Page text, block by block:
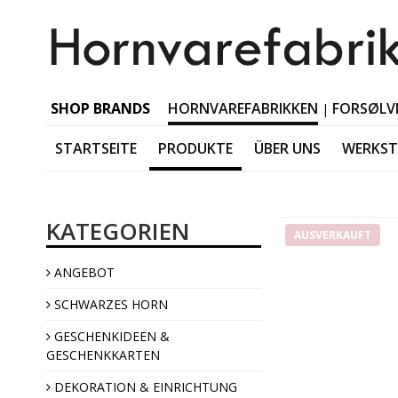
SHOP BRANDS HORNVAREFABRIKKEN |
STARTSEITE PRODUKTE
Schwarzes Horn
Schwarzes Horn
ÜBER UNS
KATEGORIEN
ANGEBOT
SCHWARZES HORN
GESCHENKIDEEN &
GESCHENKKARTEN
DEKORATION & EINRICHTUNG
AUSVERKAUFT